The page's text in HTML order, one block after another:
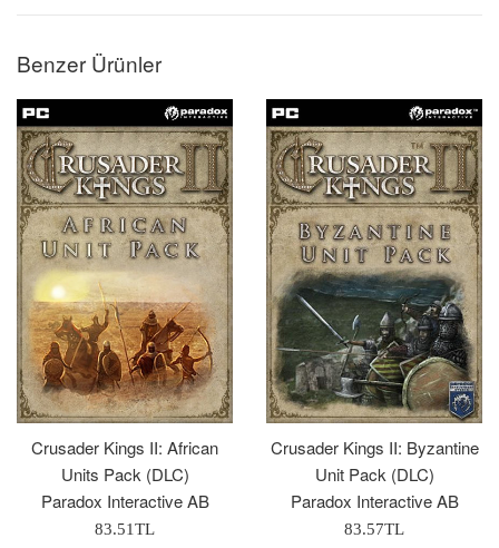
Benzer Ürünler
Crusader Kings II: African
Units Pack (DLC)
Paradox Interactive AB
Normal
83.51TL
Crusader Kings II: Byzantine
Unit Pack (DLC)
Paradox Interactive AB
Normal
83.57TL